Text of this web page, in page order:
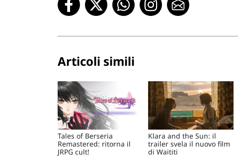
Articoli simili
Tales of Berseria
Remastered: ritorna il
JRPG cult!
Klara and the Sun: il
trailer svela il nuovo film
di Waititi